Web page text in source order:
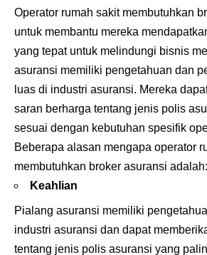
Operator rumah sakit membutuhkan
untuk membantu mereka
yang tepat untuk melindungi bisnis
asuransi memiliki pengetahuan dan
luas di industri asuransi. Mereka
saran berharga tentang jenis polis
sesuai dengan kebutuhan spesifik
Beberapa alasan mengapa operator
membutuhkan broker asuransi adalah:
Keahlian
Pialang asuransi memiliki
industri asuransi dan dapat
tentang jenis polis asuransi yang